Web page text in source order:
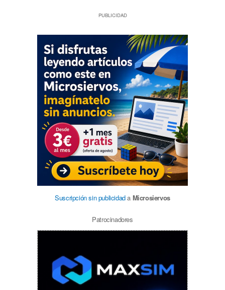
PUBLICIDAD
Suscripción sin publicidada Microsiervos
Patrocinadores